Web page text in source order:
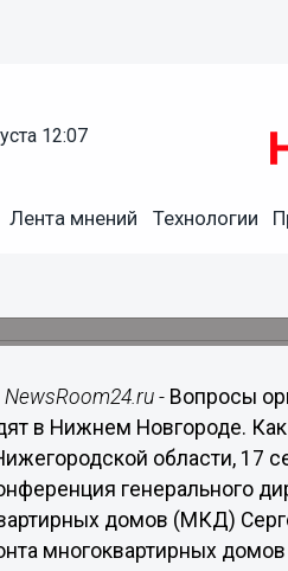
12:07
Лента мнений Технологии
капитального
- Вопросы
в Нижнем Новгороде.
области, 17
генерального
домов (МКД)
многоквартирных